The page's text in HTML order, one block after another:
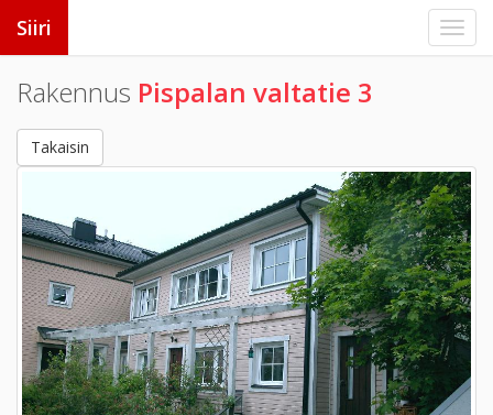
Siiri
Rakennus Pispalan valtatie 3
Takaisin